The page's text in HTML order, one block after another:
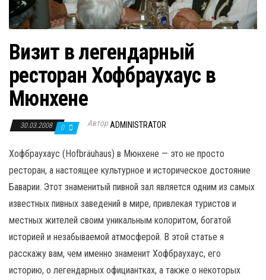
Визит в легендарный
ресторан Хофбраухаус в
Мюнхене
30.03.2008 0 АвторADMINISTRATOR
Хофбраухаус (Hofbräuhaus) в Мюнхене — это не просто
ресторан, а настоящее культурное и историческое достояние
Баварии. Этот знаменитый пивной зал является одним из самых
известных пивных заведений в мире, привлекая туристов и
местных жителей своим уникальным колоритом, богатой
историей и незабываемой атмосферой. В этой статье я
расскажу вам, чем именно знаменит Хофбраухаус, его
историю, о легендарных официантках, а также о некоторых